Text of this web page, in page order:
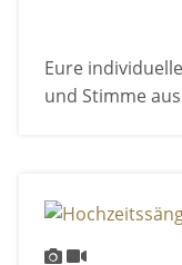
Eure
und Stimme